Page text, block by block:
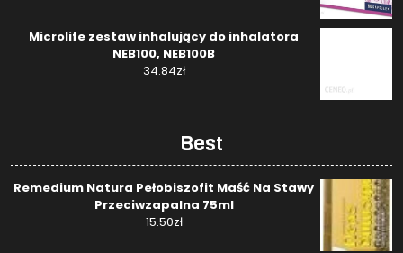
Microlife zestaw inhalujący do inhalatora
NEB100, NEB100B
34.84zł
Best
Remedium Natura Pełobiszofit Maść Na Stawy
Przeciwzapalna 75ml
15.50zł